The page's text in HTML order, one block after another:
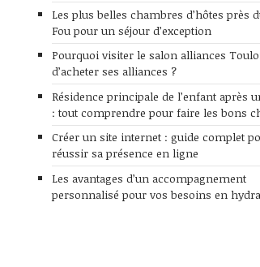
Les plus belles chambres d’hôtes près
Fou pour un séjour d’exception
Pourquoi visiter le salon alliances
d’acheter ses alliances ?
Résidence principale de l’enfant après
: tout comprendre pour faire les bons
Créer un site internet : guide complet
réussir sa présence en ligne
Les avantages d’un accompagnement
personnalisé pour vos besoins en